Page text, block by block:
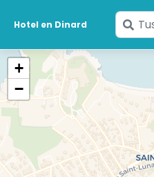
Hotel en Dinard
tus
+
−